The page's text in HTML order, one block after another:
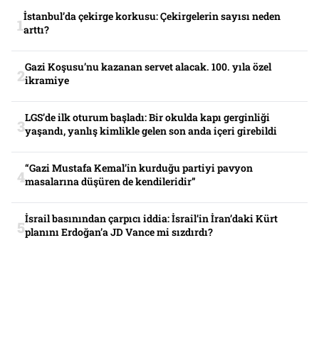
İstanbul’da çekirge korkusu: Çekirgelerin sayısı neden
arttı?
Gazi Koşusu’nu kazanan servet alacak. 100. yıla özel
ikramiye
LGS’de ilk oturum başladı: Bir okulda kapı gerginliği
yaşandı, yanlış kimlikle gelen son anda içeri girebildi
“Gazi Mustafa Kemal’in kurduğu partiyi pavyon
masalarına düşüren de kendileridir”
İsrail basınından çarpıcı iddia: İsrail’in İran’daki Kürt
planını Erdoğan’a JD Vance mi sızdırdı?